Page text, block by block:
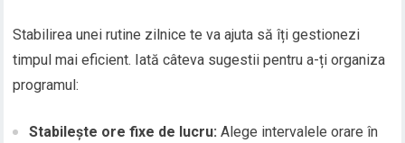
Stabilirea unei rutine zilnice te va ajuta să îți gestionezi
timpul mai eficient. Iată câteva sugestii pentru a-ți organiza
programul:
Stabilește ore fixe de lucru: Alege intervalele orare în